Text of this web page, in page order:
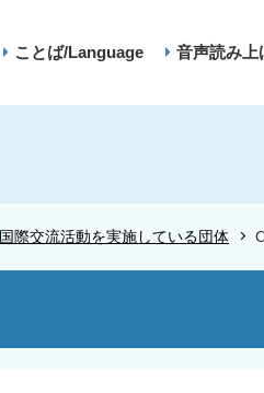
ことば/Language 音声読み上
国際交流活動を実施している団体